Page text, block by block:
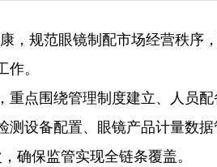
，规范眼镜制配市场经营秩序
。
重点围绕管理制度建立、人员
设备配置、眼镜产品计量数据
确保监管实现全链条覆盖。